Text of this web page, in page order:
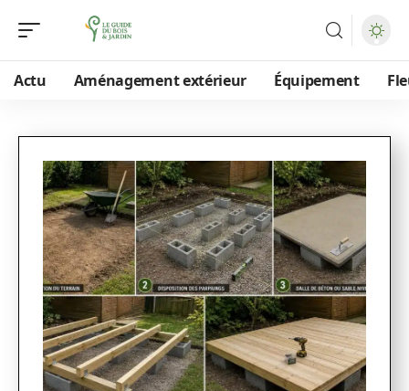
Actu Aménagement extérieur Équipement